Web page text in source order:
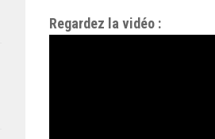
Regardez la vidéo :